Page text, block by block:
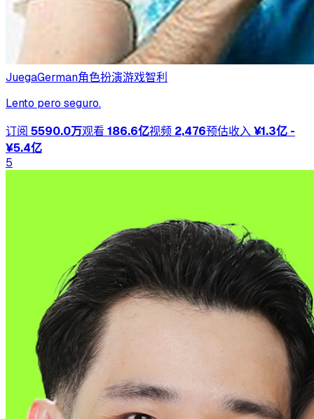
JuegaGerman角色扮演游戏智利
Lento pero seguro.
订阅 5590.0万观看 186.6亿视频 2,476预估收入¥1.3亿 -
¥5.4亿
5